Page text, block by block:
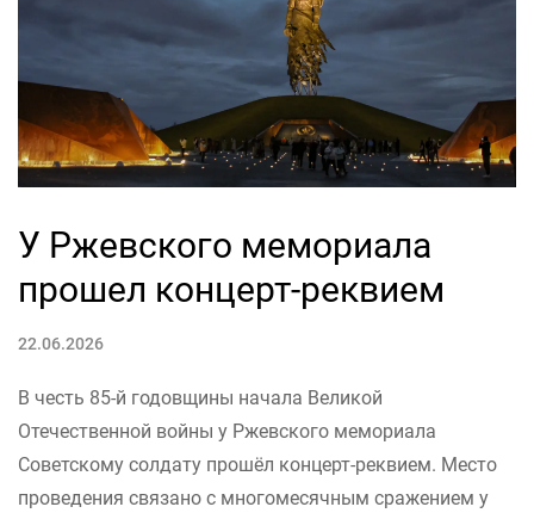
У Ржевского мемориала
прошел концерт-реквием
22.06.2026
В честь 85-й годовщины начала Великой
Отечественной войны у Ржевского мемориала
Советскому солдату прошёл концерт-реквием. Место
проведения связано с многомесячным сражением у